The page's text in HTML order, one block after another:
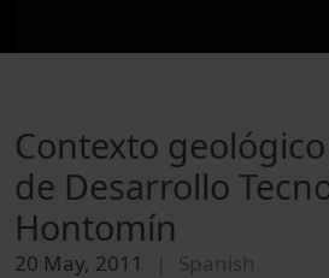
Contexto
de Desarrollo
Hontomín
20 May, 2011 Spanish